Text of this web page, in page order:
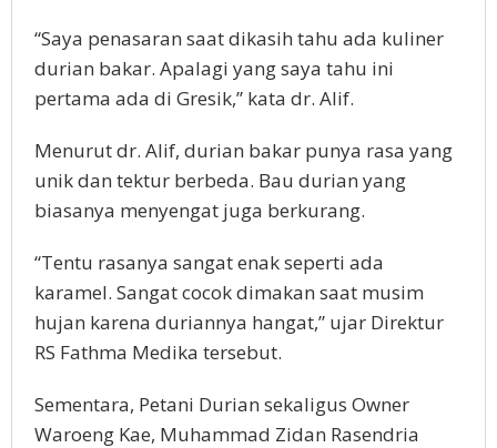
“Saya penasaran saat dikasih tahu ada kuliner
durian bakar. Apalagi yang saya tahu ini
pertama ada di Gresik,” kata dr. Alif.
Menurut dr. Alif, durian bakar punya rasa yang
unik dan tektur berbeda. Bau durian yang
biasanya menyengat juga berkurang.
“Tentu rasanya sangat enak seperti ada
karamel. Sangat cocok dimakan saat musim
hujan karena duriannya hangat,” ujar Direktur
RS Fathma Medika tersebut.
Sementara, Petani Durian sekaligus Owner
Waroeng Kae, Muhammad Zidan Rasendria